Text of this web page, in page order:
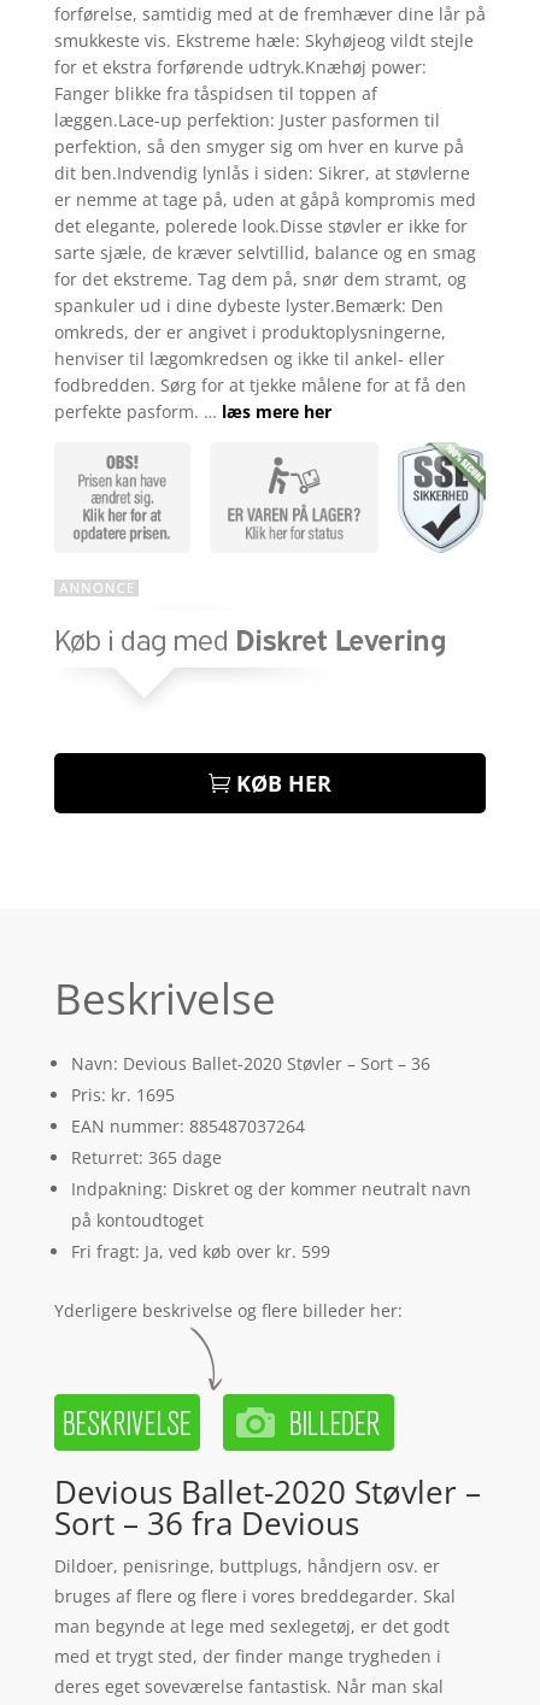
forførelse, samtidig med at de fremhæver dine lår på
smukkeste vis. Ekstreme hæle: Skyhøjeog vildt stejle
for et ekstra forførende udtryk.Knæhøj power:
Fanger blikke fra tåspidsen til toppen af
læggen.Lace-up perfektion: Juster pasformen til
perfektion, så den smyger sig om hver en kurve på
dit ben.Indvendig lynlås i siden: Sikrer, at støvlerne
er nemme at tage på, uden at gåpå kompromis med
det elegante, polerede look.Disse støvler er ikke for
sarte sjæle, de kræver selvtillid, balance og en smag
for det ekstreme. Tag dem på, snør dem stramt, og
spankuler ud i dine dybeste lyster.Bemærk: Den
omkreds, der er angivet i produktoplysningerne,
henviser til lægomkredsen og ikke til ankel- eller
fodbredden. Sørg for at tjekke målene for at få den
perfekte pasform. … læs mere her
KØB HER
Beskrivelse
Navn: Devious Ballet-2020 Støvler – Sort – 36
Pris: kr. 1695
EAN nummer: 885487037264
Returret: 365 dage
Indpakning: Diskret og der kommer neutralt navn
på kontoudtoget
Fri fragt: Ja, ved køb over kr. 599
Yderligere beskrivelse og flere billeder her:
Devious Ballet-2020 Støvler –
Sort – 36 fra Devious
Dildoer, penisringe, buttplugs, håndjern osv. er
bruges af flere og flere i vores breddegarder. Skal
man begynde at lege med sexlegetøj, er det godt
med et trygt sted, der finder mange trygheden i
deres eget soveværelse fantastisk. Når man skal